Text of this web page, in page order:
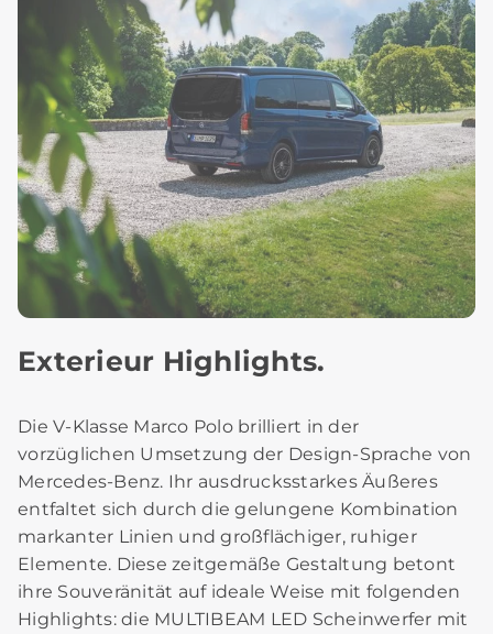
Exterieur Highlights.
Die V-Klasse Marco Polo brilliert in der
vorzüglichen Umsetzung der Design-Sprache von
Mercedes-Benz. Ihr ausdrucksstarkes Äußeres
entfaltet sich durch die gelungene Kombination
markanter Linien und großflächiger, ruhiger
Elemente. Diese zeitgemäße Gestaltung betont
ihre Souveränität auf ideale Weise mit folgenden
Highlights: die MULTIBEAM LED Scheinwerfer mit